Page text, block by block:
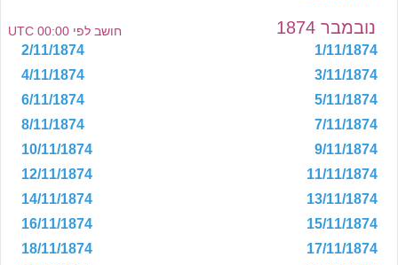
נובמבר 1874 חושב לפי 00:00 UTC
1/11/1874
2/11/1874
3/11/1874
4/11/1874
5/11/1874
6/11/1874
7/11/1874
8/11/1874
9/11/1874
10/11/1874
11/11/1874
12/11/1874
13/11/1874
14/11/1874
15/11/1874
16/11/1874
17/11/1874
18/11/1874